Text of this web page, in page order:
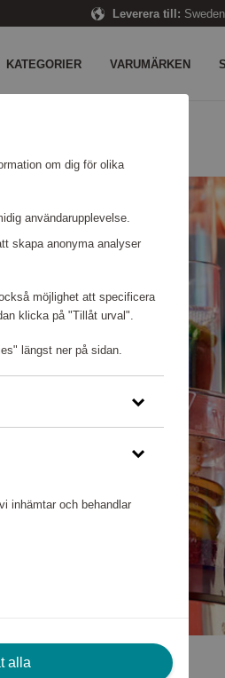
Leverera till: Sweden
KATEGORIER VARUMÄRKEN
om dig för olika
användarupplevelse.
skapa anonyma analyser
möjlighet att specificera
klicka på "Tillåt urval".
längst ner på sidan.
inhämtar och behandlar
alla